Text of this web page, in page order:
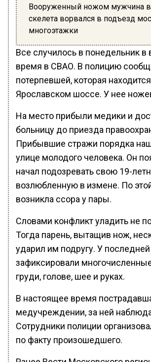
Вооруженный ножом мужчина
скелета ворвался в подъезд
многоэтажки
Все случилось в понедельник в
время в СВАО. В полицию
потерпевшей, которая
Ярославском шоссе. У нее
На место прибыли медики и
больницу до приезда
Прибывшие стражи порядка
улице молодого человека. Он
начал подозревать свою 19-
возлюбленную в измене. По
возникла ссора у пары.
Словами конфликт уладить не
Тогда парень, вытащив нож,
ударил им подругу. У последней
зафиксировали
груди, голове, шее и руках.
В настоящее время
медучреждении, за ней
Сотрудники полиции
по факту произошедшего.